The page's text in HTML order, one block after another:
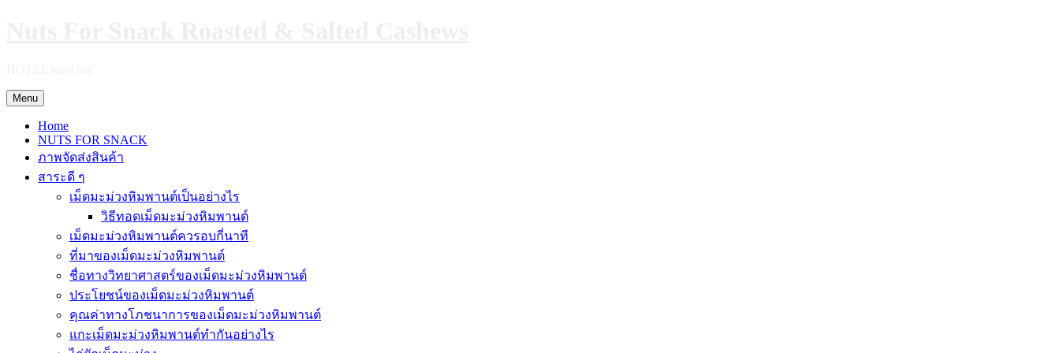
Menu
Home
NUTS FOR SNACK
ภาพจัดส่งสินค้า
สาระดี ๆ
เม็ดมะม่วงหิมพานต์เป็นอย่างไร
วิธีทอดเม็ดมะม่วงหิมพานต์
เม็ดมะม่วงหิมพานต์ควรอบกี่นาที
ที่มาของเม็ดมะม่วงหิมพานต์
ชื่อทางวิทยาศาสตร์ของเม็ดมะม่วงหิมพานต์
ประโยชน์ของเม็ดมะม่วงหิมพานต์
คุณค่าทางโภชนาการของเม็ดมะม่วงหิมพานต์
แกะเม็ดมะม่วงหิมพานต์ทำกันอย่างไร